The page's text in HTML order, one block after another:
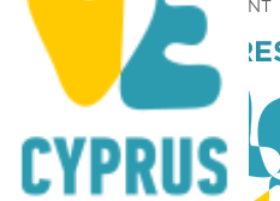
CHRIS & PIERIS RESTAURANT
CHRIS & PIERIS